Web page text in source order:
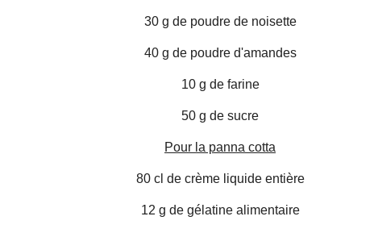
30 g de poudre de noisette
40 g de poudre d'amandes
10 g de farine
50 g de sucre
Pour la panna cotta
80 cl de crème liquide entière
12 g de gélatine alimentaire